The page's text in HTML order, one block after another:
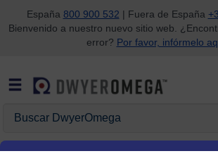
Saltar a la búsqueda
Saltar al contenido principal
Saltar a la navegación
España 800 900 532 | Fuera de España
Bienvenido a nuestro nuevo sitio web.
error? Por favor, infórmelo
Inicio Pruebas y Inspección